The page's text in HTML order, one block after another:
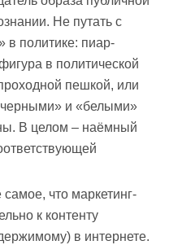
Не путать с
в политике: пиар-
в политической
пешкой, или
и «белыми»
В целом – наёмный
что маркетинг-
к контенту
в интернете.